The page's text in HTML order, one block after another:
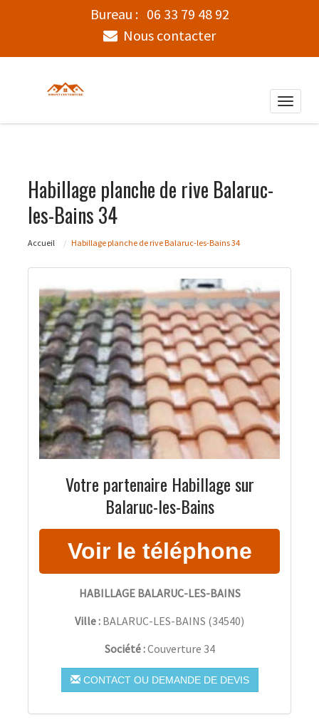
Bureau : 06 33 79 48 92
Nous contacter
Toggle
Habillage planche de rive Balaruc-
les-Bains 34
Accueil Habillage planche de rive Balaruc-les-Bains 34
Votre partenaire Habillage sur
Balaruc-les-Bains
HABILLAGE BALARUC-LES-BAINS
Ville : BALARUC-LES-BAINS (34540)
Société :Couverture 34
CONTACT OU DEMANDE DE DEVIS